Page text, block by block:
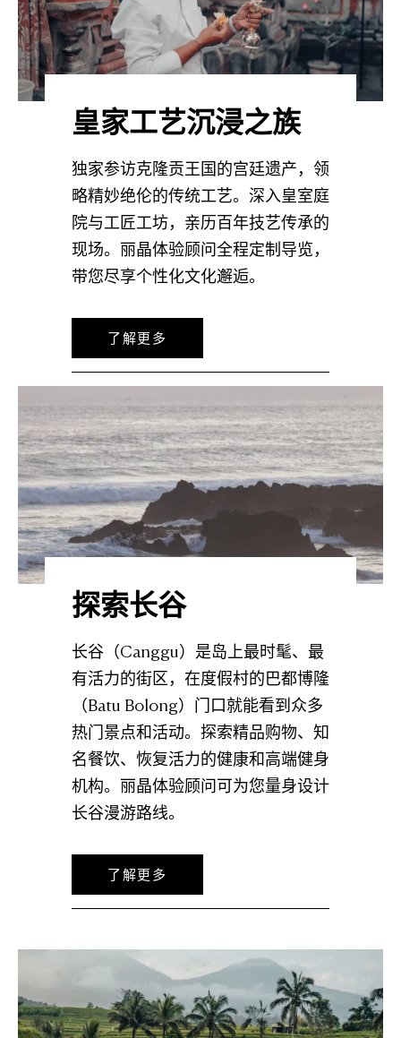
皇家工艺沉浸之族
独家参访克隆贡王国的宫廷遗产，领
略精妙绝伦的传统工艺。深入皇室庭
院与工匠工坊，亲历百年技艺传承的
现场。丽晶体验顾问全程定制导览，
带您尽享个性化文化邂逅。
了解更多
探索长谷
长谷（Canggu）是岛上最时髦、最
有活力的街区，在度假村的巴都博隆
（Batu Bolong）门口就能看到众多
热门景点和活动。探索精品购物、知
名餐饮、恢复活力的健康和高端健身
机构。丽晶体验顾问可为您量身设计
长谷漫游路线。
了解更多